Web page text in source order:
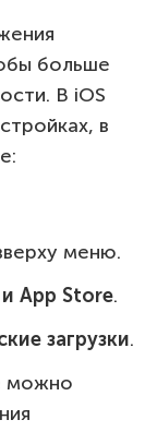
больше
В iOS
в
меню.
App Store.
загрузки.
можно